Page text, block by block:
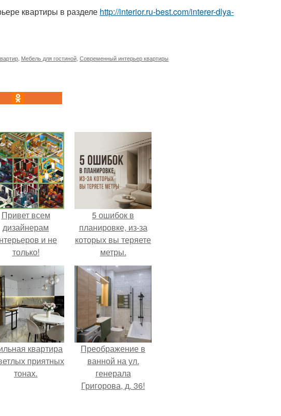
квартиры в разделе http://interior.ru-best.com/interer-dlya-
Мебель для гостиной Современный интерьер квартиры
Привет всем
дизайнерам
и не
только!
5 ошибок в
планировке, из-за
которых вы теряете
метры.
квартира
приятных
тонах.
Преображение в
ванной на ул.
генерала
Григорова, д. 36!